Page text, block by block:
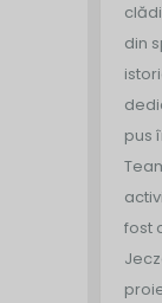
din
pus
fost